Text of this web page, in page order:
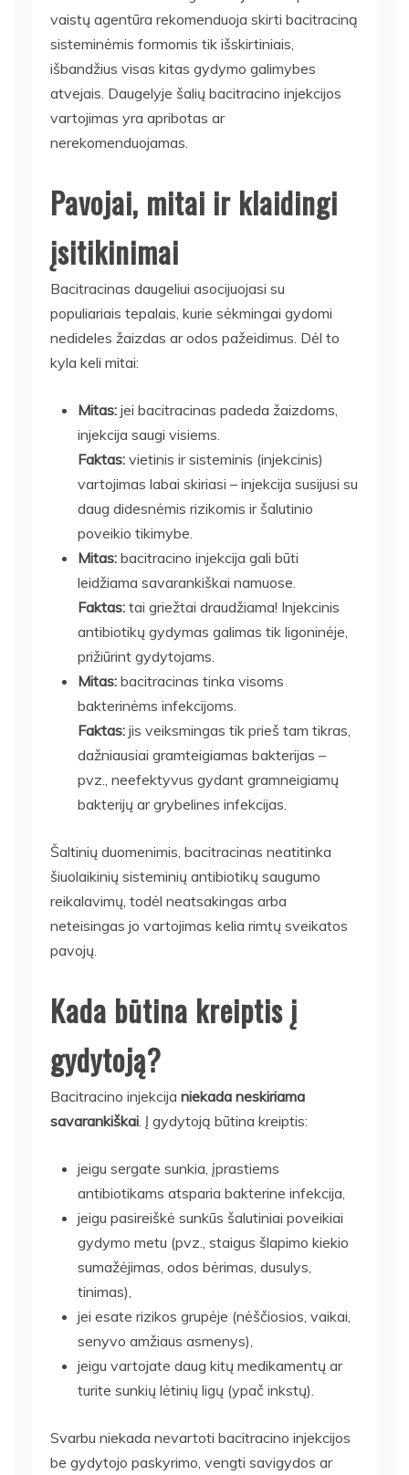
vaistų agentūra rekomenduoja skirti bacitraciną
sisteminėmis formomis tik išskirtiniais,
išbandžius visas kitas gydymo galimybes
atvejais. Daugelyje šalių bacitracino injekcijos
vartojimas yra apribotas ar
nerekomenduojamas.
Pavojai, mitai ir klaidingi
įsitikinimai
Bacitracinas daugeliui asocijuojasi su
populiariais tepalais, kurie sėkmingai gydomi
nedideles žaizdas ar odos pažeidimus. Dėl to
kyla keli mitai:
Mitas: jei bacitracinas padeda žaizdoms,
injekcija saugi visiems.
Faktas: vietinis ir sisteminis (injekcinis)
vartojimas labai skiriasi – injekcija susijusi su
daug didesnėmis rizikomis ir šalutinio
poveikio tikimybe.
Mitas: bacitracino injekcija gali būti
leidžiama savarankiškai namuose.
Faktas: tai griežtai draudžiama! Injekcinis
antibiotikų gydymas galimas tik ligoninėje,
prižiūrint gydytojams.
Mitas: bacitracinas tinka visoms
bakterinėms infekcijoms.
Faktas: jis veiksmingas tik prieš tam tikras,
dažniausiai gramteigiamas bakterijas –
pvz., neefektyvus gydant gramneigiamų
bakterijų ar grybelines infekcijas.
Šaltinių duomenimis, bacitracinas neatitinka
šiuolaikinių sisteminių antibiotikų saugumo
reikalavimų, todėl neatsakingas arba
neteisingas jo vartojimas kelia rimtų sveikatos
pavojų.
Kada būtina kreiptis į
gydytoją?
Bacitracino injekcija niekada neskiriama
savarankiškai . Į gydytoją būtina kreiptis:
jeigu sergate sunkia, įprastiems
antibiotikams atsparia bakterine infekcija,
jeigu pasireiškė sunkūs šalutiniai poveikiai
gydymo metu (pvz., staigus šlapimo kiekio
sumažėjimas, odos bėrimas, dusulys,
tinimas),
jei esate rizikos grupėje (nėščiosios, vaikai,
senyvo amžiaus asmenys),
jeigu vartojate daug kitų medikamentų ar
turite sunkių lėtinių ligų (ypač inkstų).
Svarbu niekada nevartoti bacitracino injekcijos
be gydytojo paskyrimo, vengti savigydos ar